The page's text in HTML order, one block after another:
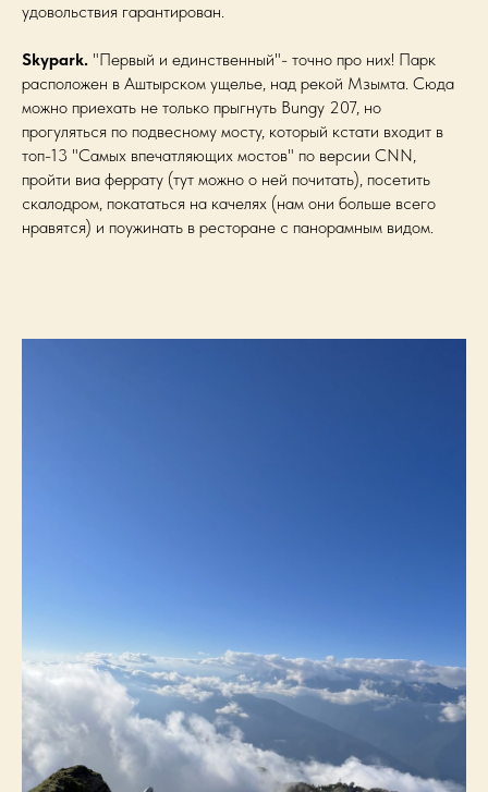
удовольствия гарантирован.
Skypark. "Первый и единственный"- точно про них! Парк
расположен в Аштырском ущелье, над рекой Мзымта. Сюда
можно приехать не только прыгнуть Bungy 207, но
прогуляться по подвесному мосту, который кстати входит в
топ-13 "Самых впечатляющих мостов" по версии CNN,
пройти виа феррату (тут можно о ней почитать), посетить
скалодром, покататься на качелях (нам они больше всего
нравятся) и поужинать в ресторане с панорамным видом.